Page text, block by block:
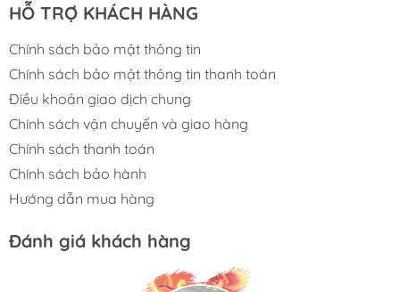
hành chính hãng, thời gian bảo hành lên đến
CHÍNH SÁCH BẢO HÀNH
HỖ TRỢ KHÁCH HÀNG
Chính sách bảo mật thông tin
Chính sách bảo mật thông tin thanh toán
Điều khoản giao dịch chung
Chính sách vận chuyển và giao hàng
Chính sách thanh toán
Chính sách bảo hành
Hướng dẫn mua hàng
Đánh giá khách hàng